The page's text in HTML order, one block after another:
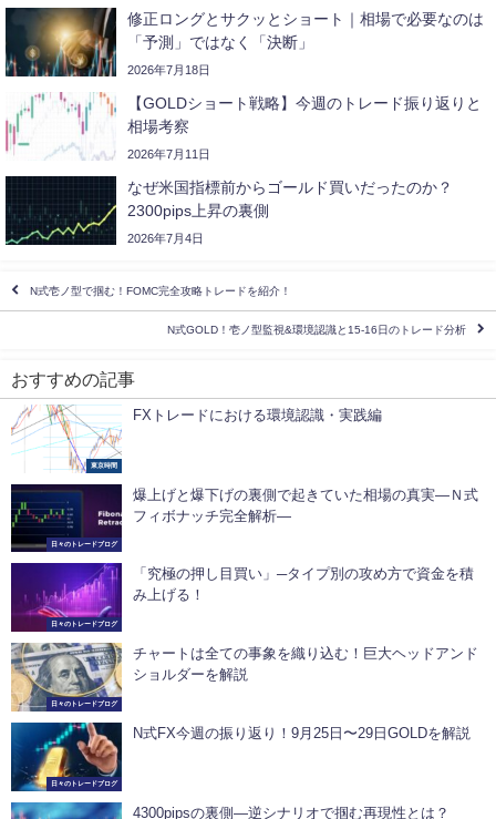
修正ロングとサクッとショート｜相場で必要なのは
「予測」ではなく「決断」
2026年7月18日
【GOLDショート戦略】今週のトレード振り返りと
相場考察
2026年7月11日
なぜ米国指標前からゴールド買いだったのか？
2300pips上昇の裏側
2026年7月4日
N式壱ノ型で掴む！FOMC完全攻略トレードを紹介！
N式GOLD！壱ノ型監視&環境認識と15-16日のトレード分析
おすすめの記事
東京時間
FXトレードにおける環境認識・実践編
日々のトレードブログ
爆上げと爆下げの裏側で起きていた相場の真実―Ｎ式
フィボナッチ完全解析―
日々のトレードブログ
「究極の押し目買い」─タイプ別の攻め方で資金を積
み上げる！
日々のトレードブログ
チャートは全ての事象を織り込む！巨大ヘッドアンド
ショルダーを解説
日々のトレードブログ
N式FX今週の振り返り！9月25日〜29日GOLDを解説
4300pipsの裏側―逆シナリオで掴む再現性とは？